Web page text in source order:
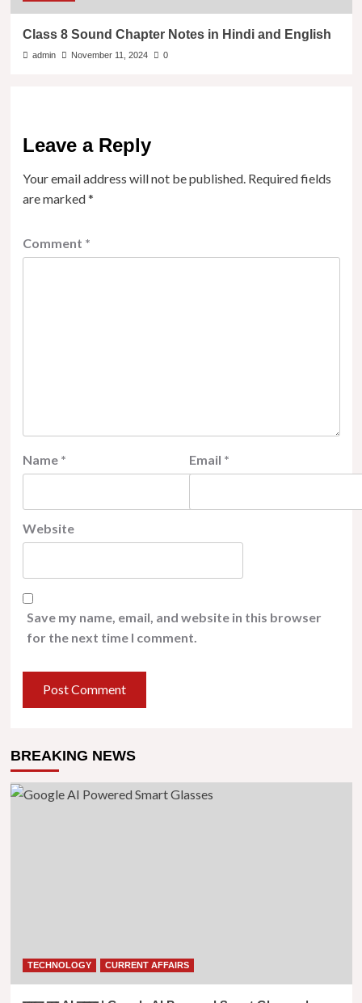
Class 8 Sound Chapter Notes in Hindi and English
admin November 11, 2024 0
Leave a Reply
Your email address will not be published. Required fields
are marked*
Comment *
Name * Email *
Website
Save my name, email, and website in this browser
for the next time I comment.
BREAKING NEWS
TECHNOLOGY CURRENT AFFAIRS